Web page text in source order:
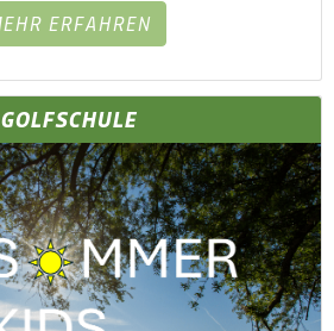
MEHR ERFAHREN
GOLFSCHULE